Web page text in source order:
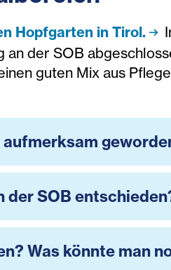
Hopfgarten in Tirol.
der SOB
guten Mix aus
der SOB
Was könnte man